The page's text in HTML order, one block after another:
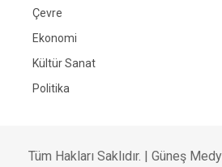
Çevre
Ekonomi
Kültür Sanat
Politika
Tüm Hakları Saklıdır. | Güneş